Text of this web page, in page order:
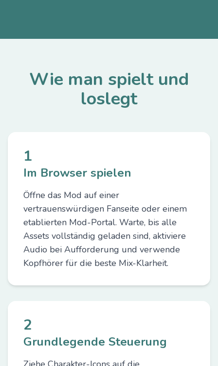
Wie man spielt und
loslegt
1
Im Browser spielen
Öffne das Mod auf einer
vertrauenswürdigen Fanseite oder einem
etablierten Mod-Portal. Warte, bis alle
Assets vollständig geladen sind, aktiviere
Audio bei Aufforderung und verwende
Kopfhörer für die beste Mix-Klarheit.
2
Grundlegende Steuerung